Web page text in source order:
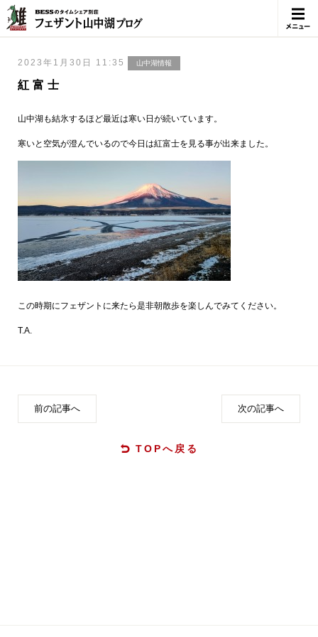
メニュ
2023年1月30日 11:35 山中湖情報
紅富士
山中湖も結氷するほど最近は寒い日が続いています。
寒いと空気が澄んでいるので今日は紅富士を見る事が出来ました。
この時期にフェザントに来たら是非朝散歩を楽しんでみてください。
T.A.
前の記事へ
TOPへ戻る
次の記事へ